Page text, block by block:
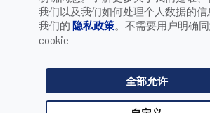
我们以及我们如何处理个人数据的
我们的 隐私政策。不需要用户明确
cookie
全部允许
按产品搜索
按类别搜索